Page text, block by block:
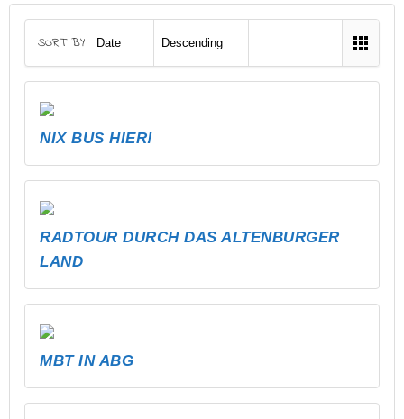
SORT BY
NIX BUS HIER!
RADTOUR DURCH DAS ALTENBURGER
LAND
MBT IN ABG